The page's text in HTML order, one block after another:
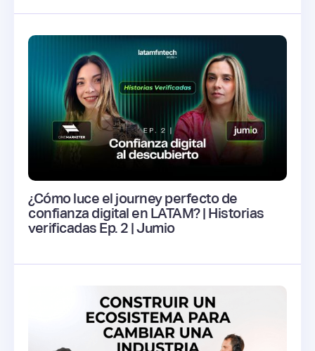
¿Cómo luce el journey perfecto de
confianza digital en LATAM? | Historias
verificadas Ep. 2 | Jumio